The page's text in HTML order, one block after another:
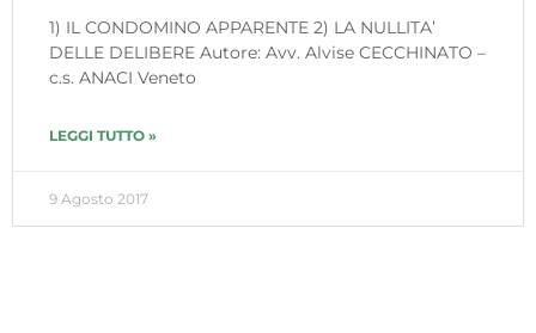
1) IL CONDOMINO APPARENTE 2) LA NULLITA’
DELLE DELIBERE Autore: Avv. Alvise CECCHINATO –
c.s. ANACI Veneto
LEGGI TUTTO »
9 Agosto 2017